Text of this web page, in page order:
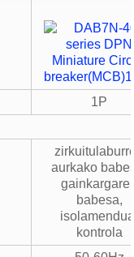
1P
aurkako
babesa,
kontrola